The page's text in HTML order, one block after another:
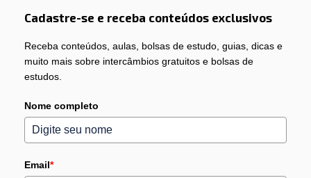
Cadastre-se e receba conteúdos exclusivos
Receba conteúdos, aulas, bolsas de estudo, guias, dicas e
muito mais sobre intercâmbios gratuitos e bolsas de
estudos.
Nome completo
Email*